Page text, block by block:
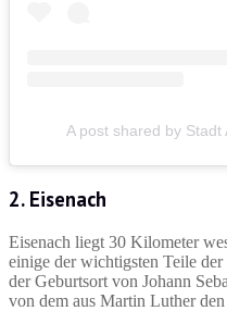
A post shared by
2. Eisenach
Eisenach liegt 30 Kilometer
einige der wichtigsten Teile
der Geburtsort von Johann
von dem aus Martin Luther